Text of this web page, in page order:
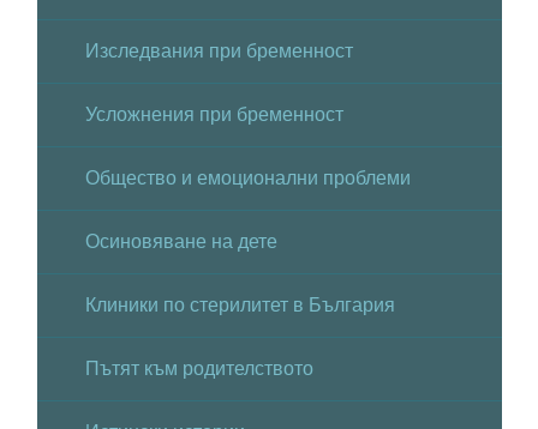
Изследвания при бременност
Усложнения при бременност
Общество и емоционални проблеми
Осиновяване на дете
Клиники по стерилитет в България
Пътят към родителството